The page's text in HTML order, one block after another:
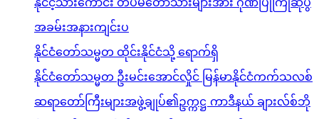
အခမ်းအနားကျင်းပ
နိုင်ငံတော်သမ္မတ ထိုင်းနိုင်ငံသို့ ရောက်ရှိ
နိုင်ငံတော်သမ္မတ ဦးမင်းအောင်လှိုင် မြန်မာနိုင်ငံကက်သလစ်
ဆရာတော်ကြီးများအဖွဲ့ချုပ်၏ဥက္ကဋ္ဌ ကာဒီနယ် ချားလ်စ်ဘို